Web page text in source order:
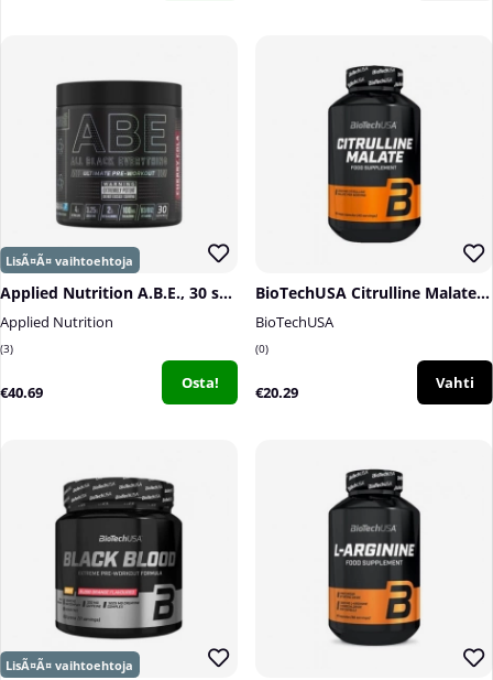
Applied Nutrition A.B.E., 30 serv.
Applied Nutrition
3
€40.69 Osta!
BioTechUSA Citrulline Malate, 90 caps
BioTechUSA
0
€20.29 Vahti